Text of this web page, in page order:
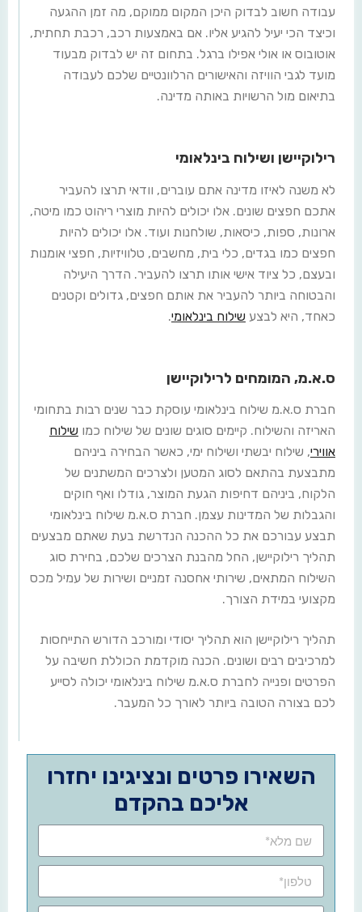
עבודה חשוב לבדוק היכן המקום ממוקם, מה זמן ההגעה
וכיצד הכי יעיל להגיע אליו. אם באמצעות רכב, רכבת תחתית,
אוטובוס או אולי אפילו ברגל. בתחום זה יש לבדוק מבעוד
מועד לגבי הוויזה והאישורים הרלוונטיים שלכם לעבודה
בתיאום מול הרשויות באותה מדינה.
רילוקיישן ושילוח בינלאומי
לא משנה לאיזו מדינה אתם עוברים, וודאי תרצו להעביר
אתכם חפצים שונים. אלו יכולים להיות מוצרי ריהוט כמו מיטה,
ארונות, ספות, כיסאות, שולחנות ועוד. אלו יכולים להיות
חפצים כמו בגדים, כלי בית, מחשבים, טלוויזיות, חפצי אומנות
ובעצם, כל ציוד אישי אותו תרצו להעביר. הדרך היעילה
והבטוחה ביותר להעביר את אותם חפצים, גדולים וקטנים
כאחד, היא לבצע שילוח בינלאומי.
ס.א.מ, המומחים לרילוקיישן
חברת ס.א.מ שילוח בינלאומי עוסקת כבר שנים רבות בתחומי
האריזה והשילוח. קיימים סוגים שונים של שילוח כמו שילוח
אווירי, שילוח יבשתי ושילוח ימי, כאשר הבחירה ביניהם
מתבצעת בהתאם לסוג המטען ולצרכים המשתנים של
הלקוח, ביניהם דחיפות הגעת המוצר, גודלו ואף חוקים
והגבלות של המדינות עצמן. חברת ס.א.מ שילוח בינלאומי
תבצע עבורכם את כל ההכנה הנדרשת בעת שאתם מבצעים
תהליך רילוקיישן, החל מהבנת הצרכים שלכם, בחירת סוג
השילוח המתאים, שירותי אחסנה זמניים ושירות של עמיל מכס
מקצועי במידת הצורך.
תהליך רילוקיישן הוא תהליך יסודי ומורכב הדורש התייחסות
למרכיבים רבים ושונים. הכנה מוקדמת הכוללת חשיבה על
הפרטים ופנייה לחברת ס.א.מ שילוח בינלאומי יכולה לסייע
לכם בצורה הטובה ביותר לאורך כל המעבר.
השאירו פרטים ונציגינו יחזרו
אליכם בהקדם